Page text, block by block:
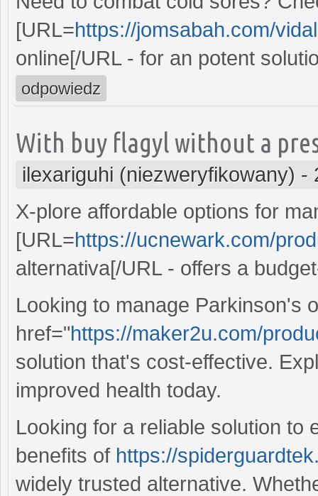
[URL=https://jomsabah.com/
online[/URL - for an potent
odpowiedz
With buy flagyl without a
ilexariguhi (niezweryfikowany) -
X-plore affordable options for
[URL=https://ucnewark.com/
alternativa[/URL - offers a
Looking to manage Parkinson's
href="https://maker2u.com/
solution that's cost-effective.
improved health today.
Looking for a reliable solution to
benefits of https://
widely trusted alternative.